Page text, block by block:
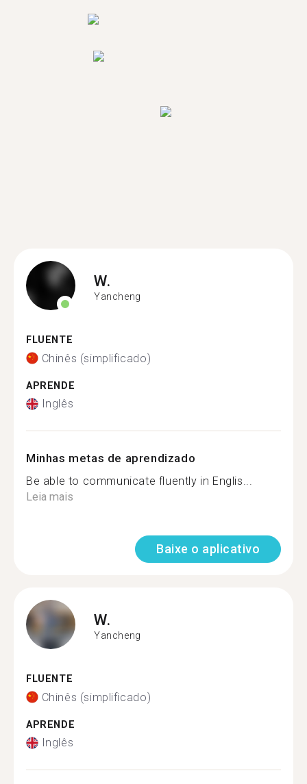
W.
Yancheng
FLUENTE
Chinês (simplificado)
APRENDE
Inglês
Minhas metas de aprendizado
Be able to communicate fluently in Englis...
Leia mais
Baixe o aplicativo
W.
Yancheng
FLUENTE
Chinês (simplificado)
APRENDE
Inglês